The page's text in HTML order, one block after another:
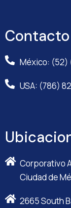
Contacto
México: (52)
USA: (786)
Corporativo
Ciudad de
2665 South